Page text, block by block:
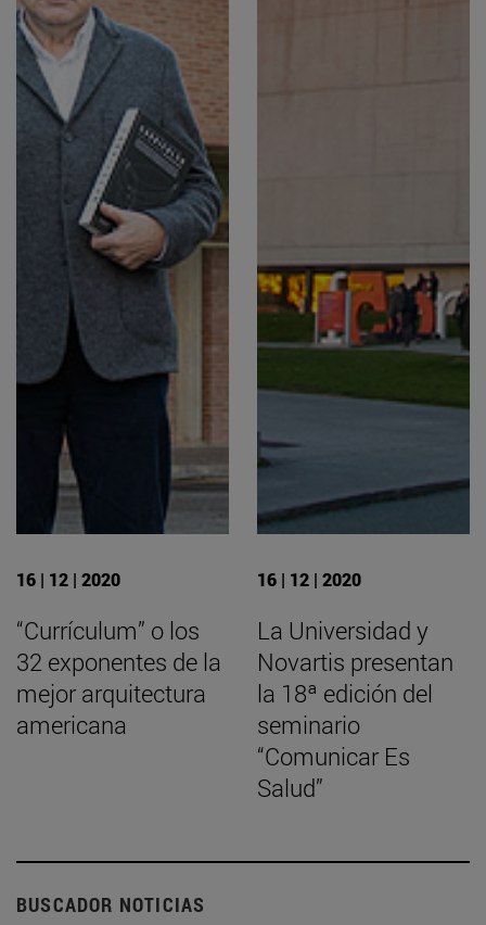
16 | 12 | 2020
“Currículum” o los
32 exponentes de la
mejor arquitectura
americana
16 | 12 | 2020
La Universidad y
Novartis presentan
la 18ª edición del
seminario
“Comunicar Es
Salud”
BUSCADOR NOTICIAS